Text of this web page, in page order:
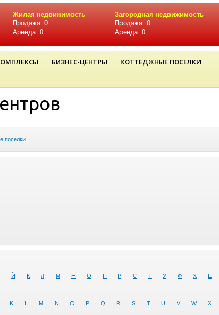
Жилая недвижимость
Продажа: 0
Аренда: 0
Загородная недвижимость
Продажа: 0
Аренда: 0
БИЗНЕС-ЦЕНТРЫ
КОТТЕДЖНЫЕ ПОСЕЛКИ
поселки
Й К Л М Н О П Р С Т У Ф Х Ц
K L M N O P Q R S T U V W X